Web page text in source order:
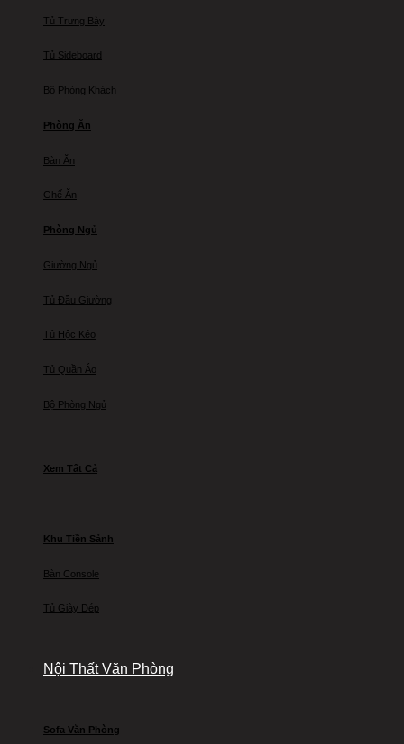
Tủ Trưng Bày
Tủ Sideboard
Bộ Phòng Khách
Phòng Ăn
Bàn Ăn
Ghế Ăn
Phòng Ngủ
Giường Ngủ
Tủ Đầu Giường
Tủ Hộc Kéo
Tủ Quần Áo
Bộ Phòng Ngủ
Xem Tất Cả
Khu Tiền Sảnh
Bàn Console
Tủ Giày Dép
Nội Thất Văn Phòng
Sofa Văn Phòng